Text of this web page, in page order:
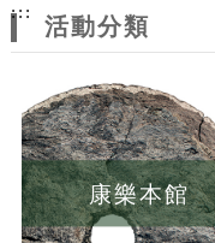
:::
活動分類
康樂本館